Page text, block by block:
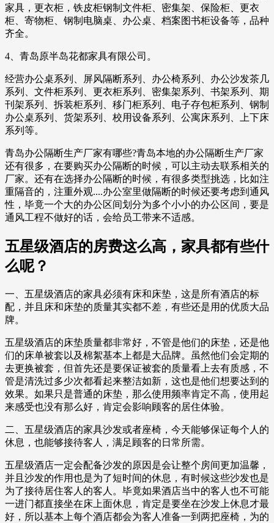
家具，更衣柜，铁皮柜钢制文件柜、密集架、保险柜、更衣
柜、寄物柜、钢制电脑桌、办公桌、档案图书柜设备等，品种
齐全。
4、青岛原半岛花都家具有限公司。
经营办公桌系列、屏风隔断系列、办公椅系列、办公沙发茶几
系列、文件柜系列、更衣柜系列、密集架系列、书架系列、期
刊架系列、拆装柜系列、移门柜系列、电子存包柜系列、钢制
办公桌系列、货架系列、校用设备系列、公寓床系列、上下床
系列等。
青岛办公隔断生产厂家有哪些?青岛本地的办公隔断生产厂家
还有很多，在要购买办公隔断的时候，可以主动去联系相关的
厂家。还有在选择办公隔断的时候，有很多类型挑选，比如注
重隔音的，注重外观....办公室里做隔断的时候还要考虑到通风
性，毕竟一个大的办公区间划分为多个小小的办公区间，要是
通风工程不做好的话，会给员工带来不适感。
五星级酒店的房费这么高，家具都有些什
么呢？
一、五星级酒店的家具必须有床和床垫，这是所有酒店的标
配，并且床和床垫的质量其实都不差，有些还是用的优质大品
牌。
五星级酒店的床垫质量都非常好，不管是他们的床垫，还是他
们的床单被套以及棉絮基本上都是大品牌。虽然他们会定期的
去更换被套，但首先还是要保证被套的质量看上去有质感，不
管是清洗过多少次都看起来整洁如新，这也是他们想要达到的
效果。如果只是普通的床垫，那么使用频率肯定不高，使用起
来感受也没有那么好，肯定会影响顾客的居住体验。
二、五星级酒店的家具沙发或者座椅，今天能够保证每个人的
休息，也能够接待客人，满足顾客的日常所需。
五星级酒店一定会配备沙发的原因是会让整个房间更加温馨，
并且沙发的作用也是为了短时间的休息，有时候这些沙发也是
为了接待居住客人的客人。毕竟如果酒店当中的客人也不可能
一进门都直接坐在床上面休息，肯定是要坐在沙发上休息才最
好，所以基本上每个酒店都会为客人准备一到两把座椅，为的